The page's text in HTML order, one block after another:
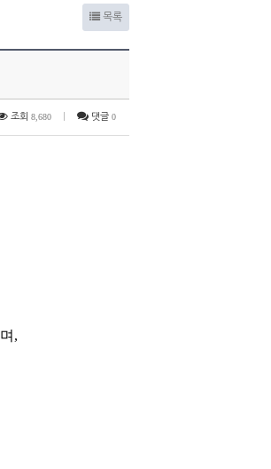
목록
조회 8,680 댓글 0
,